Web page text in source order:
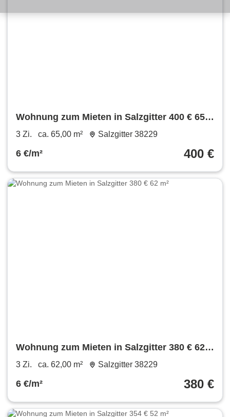
Wohnung zum Mieten in Salzgitter 400 € 65
m²
3 Zi. ca. 65,00 m² Salzgitter 38229
6 €/m² 400 €
Wohnung zum Mieten in Salzgitter 380 € 62
m²
3 Zi. ca. 62,00 m² Salzgitter 38229
6 €/m² 380 €